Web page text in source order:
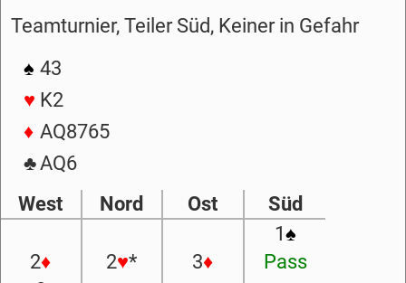
Teamturnier, Teiler Süd, Keiner in Gefahr
♠ 43
♥ K2
♦ AQ8765
♣AQ6
West
Nord Ost
Süd
1♠
2♦ 2♥* 3♦
Pass